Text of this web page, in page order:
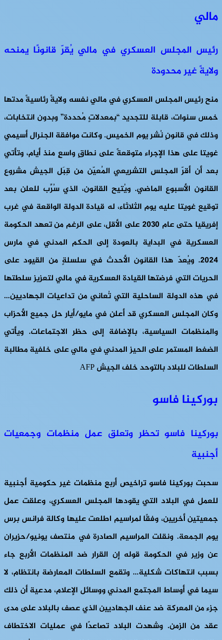
مالي
رئيس المجلس العسكري في مالي يُقرّ قانونًا يمنحه
ولايةً غير محدودة
منح رئيس المجلس العسكري في مالي نفسه ولايةً رئاسيةً مدتها
خمس سنوات، قابلة للتجديد “بمعدلاتٍ مُحددة” وبدون انتخابات،
وذلك في قانونٍ نُشر يوم الخميس. وكانت موافقة الجنرال أسيمي
غويتا على هذا الإجراء متوقعةً على نطاقٍ واسعٍ منذ أيام، وتأتي
بعد أن أقرّ المجلس التشريعي المُعيّن من قِبَل الجيش مشروع
القانون الأسبوع الماضي. ويُتيح القانون، الذي سُرِّب للعلن بعد
توقيع غويتا عليه يوم الثلاثاء، له قيادة الدولة الواقعة في غرب
إفريقيا حتى عام 2030 على الأقل، على الرغم من تعهد الحكومة
العسكرية في البداية بالعودة إلى الحكم المدني في مارس
2024. ويُعدّ هذا القانون الأحدث في سلسلةٍ من القيود على
الحريات التي فرضتها القيادة العسكرية في مالي لتعزيز سلطتها
في هذه الدولة الساحلية التي تُعاني من تداعيات الجهاديين…
وكان المجلس العسكري قد أعلن في مايو/أيار حل جميع الأحزاب
والمنظمات السياسية، بالإضافة إلى حظر الاجتماعات. ويأتي
الضغط المستمر على الحيز المدني في مالي على خلفية مطالبة
السلطات للبلاد بالتوحد خلف الجيش AFP
بوركينا فاسو
بوركينا فاسو تحظر وتعلق عمل منظمات وجمعيات
أجنبية
سحبت بوركينا فاسو تراخيص أربع منظمات غير حكومية أجنبية
للعمل في البلاد التي يقودها المجلس العسكري، وعلقت عمل
جمعيتين أخريين، وفقًا لمراسيم اطلعت عليها وكالة فرانس برس
يوم الجمعة. ونقلت المراسيم الصادرة في منتصف يونيو/حزيران
عن وزير في الحكومة قوله إن القرار ضد المنظمات الأربع جاء
بسبب انتهاكات شكلية… وتقمع السلطات المعارضة بانتظام، لا
سيما في أوساط المجتمع المدني ووسائل الإعلام، مدعية أن ذلك
جزء من المعركة ضد عنف الجهاديين الذي عصف بالبلاد على مدى
عقد من الزمن. وشهدت البلاد تصاعدًا في عمليات الاختطاف